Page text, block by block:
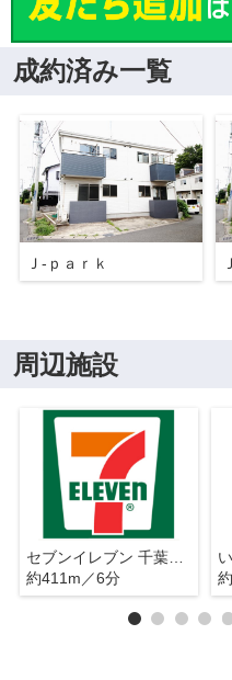
成約済み一覧
Ｊ-ｐａｒｋ
周辺施設
セブンイレブン 千葉桜木8丁目店
約411m／6分